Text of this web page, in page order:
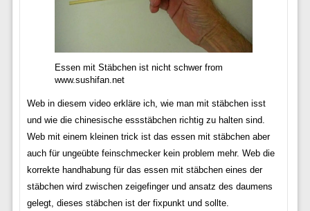
Essen mit Stäbchen ist nicht schwer from
www.sushifan.net
Web in diesem video erkläre ich, wie man mit stäbchen isst
und wie die chinesische essstäbchen richtig zu halten sind.
Web mit einem kleinen trick ist das essen mit stäbchen aber
auch für ungeübte feinschmecker kein problem mehr. Web die
korrekte handhabung für das essen mit stäbchen eines der
stäbchen wird zwischen zeigefinger und ansatz des daumens
gelegt, dieses stäbchen ist der fixpunkt und sollte.